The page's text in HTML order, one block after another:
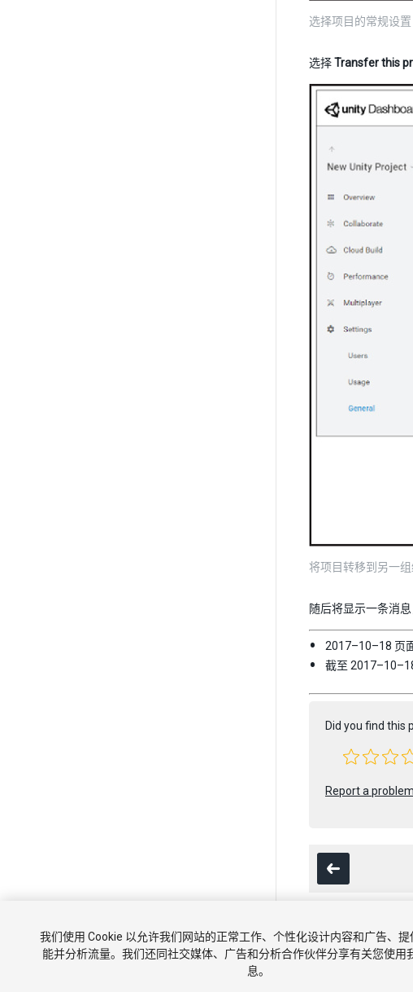
选择项目的常规设
选择Transfer this
将项目转移到另一组
随后将显示一条消
2017–10–18 页
截至
Did you find this
Report a
版权所有 © 2020
我们使用 Cookie 以允许我们网站的正常工作、个性化设计内容和广告、
能并分析流量。我们还同社交媒体、广告和分析合作伙伴分享有关您使用
息。